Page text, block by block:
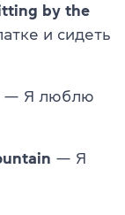
by the
и сидеть
— Я люблю
— Я